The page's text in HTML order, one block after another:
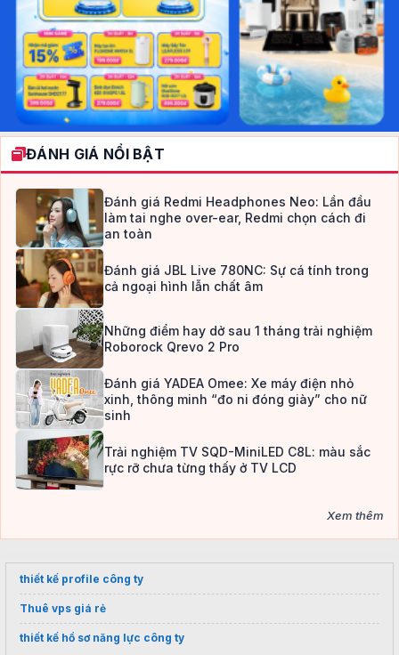
ĐÁNH GIÁ NỔI BẬT
Đánh giá Redmi Headphones Neo: Lần đầu
làm tai nghe over-ear, Redmi chọn cách đi
an toàn
Đánh giá JBL Live 780NC: Sự cá tính trong
cả ngoại hình lẫn chất âm
Những điểm hay dở sau 1 tháng trải nghiệm
Roborock Qrevo 2 Pro
Đánh giá YADEA Omee: Xe máy điện nhỏ
xinh, thông minh “đo ni đóng giày” cho nữ
sinh
Trải nghiệm TV SQD-MiniLED C8L: màu sắc
rực rỡ chưa từng thấy ở TV LCD
Xem thêm
thiết kế profile công ty
Thuê vps giá rẻ
thiết kế hồ sơ năng lực công ty